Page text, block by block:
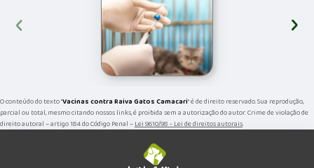
‹ ›
O conteúdo do texto "Vacinas contra Raiva Gatos Camacari" é de direito reservado. Sua reprodução,
parcial ou total, mesmo citando nossos links, é proibida sem a autorização do autor. Crime de violação de
direito autoral – artigo 184 do Código Penal –Lei 9610/98 - Lei de direitos autorais.